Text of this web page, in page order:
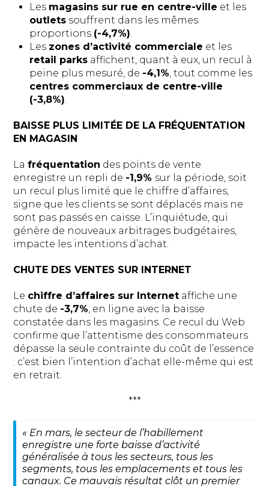
Les magasins sur rue en centre-ville et les
outletssouffrent dans les mêmes
proportions (-4,7%)
Les zones d’activité commerciale et les
retail parksaffichent, quant à eux, un recul à
peine plus mesuré, de -4,1% , tout comme les
centres commerciaux de centre-ville
(-3,8%)
BAISSE PLUS LIMITÉE DE LA FRÉQUENTATION
EN MAGASIN
Lafréquentation des points de vente
enregistre un repli de -1,9% sur la période, soit
un recul plus limité que le chiffre d’affaires,
signe que les clients se sont déplacés mais ne
sont pas passés en caisse. L’inquiétude, qui
génère de nouveaux arbitrages budgétaires,
impacte les intentions d’achat.
CHUTE DES VENTES SUR INTERNET
Le chiffre d’affaires sur Internet affiche une
chute de -3,7% , en ligne avec la baisse
constatée dans les magasins. Ce recul du Web
confirme que l’attentisme des consommateurs
dépasse la seule contrainte du coût de l’essence
: c’est bien l’intention d’achat elle-même qui est
en retrait.
***
« En mars, le secteur de l’habillement
enregistre une forte baisse d’activité
généralisée à tous les secteurs, tous les
segments, tous les emplacements et tous les
canaux. Ce mauvais résultat clôt un premier